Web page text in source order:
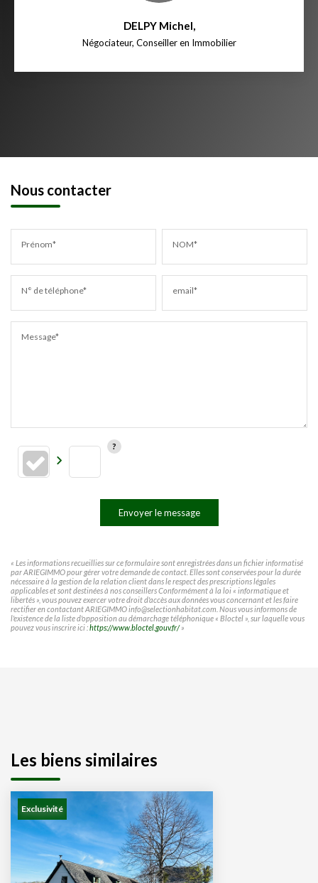
DELPY Michel,
Négociateur, Conseiller en Immobilier
Nous contacter
Prénom* NOM*
N° de téléphone* email*
Message*
Envoyer le message
« Les informations recueillies sur ce formulaire sont enregistrées dans un fichier informatisé
par ARIEGIMMO pour gérer votre demande de contact. Elles sont conservées pour la durée
nécessaire à la gestion de la relation client dans le respect des prescriptions légales
applicables et sont destinées à nos conseillers Conformément à la loi « informatique et
libertés », vous pouvez exercer votre droit d'accès aux données vous concernant et les faire
rectifier en contactant ARIEGIMMO info@selectionhabitat.com. Nous vous informons de
l'existence de la liste d'opposition au démarchage téléphonique « Bloctel », sur laquelle vous
pouvez vous inscrire ici :https://www.bloctel.gouv.fr/»
Les biens similaires
Exclusivité